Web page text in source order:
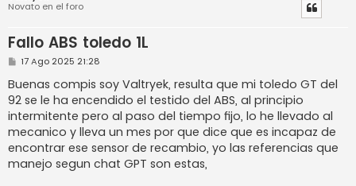
Novato en el foro
Fallo ABS toledo 1L
M
n
s
a
j
e
17 Ago 2025 21:28
Buenas compis soy Valtryek, resulta que mi toledo GT del
92 se le ha encendido el testido del ABS, al principio
intermitente pero al paso del tiempo fijo, lo he llevado al
mecanico y lleva un mes por que dice que es incapaz de
encontrar ese sensor de recambio, yo las referencias que
manejo segun chat GPT son estas,